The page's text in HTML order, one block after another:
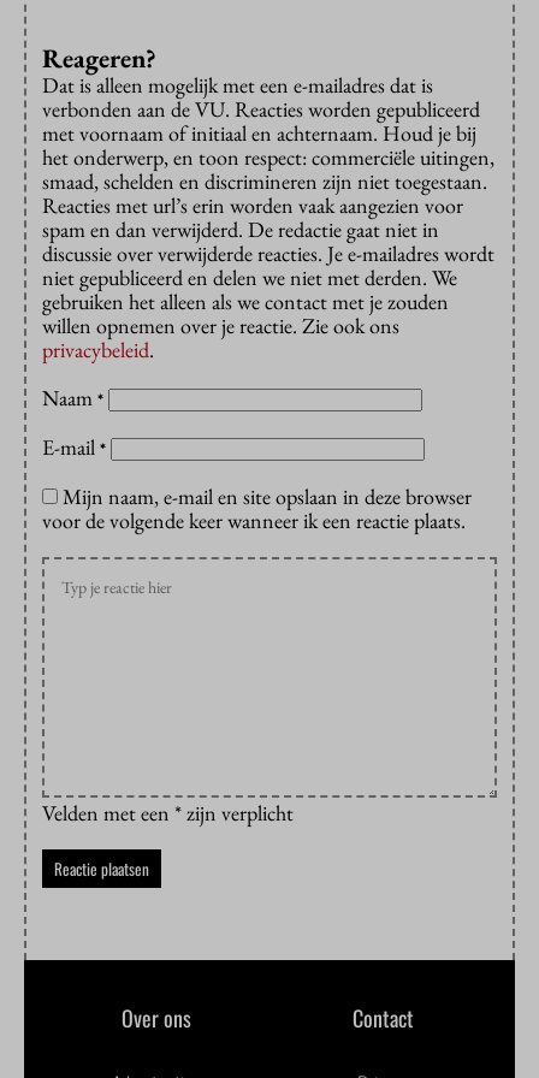
Reageren?
Dat is alleen mogelijk met een e-mailadres dat is
verbonden aan de VU. Reacties worden gepubliceerd
met voornaam of initiaal en achternaam. Houd je bij
het onderwerp, en toon respect: commerciële uitingen,
smaad, schelden en discrimineren zijn niet toegestaan.
Reacties met url’s erin worden vaak aangezien voor
spam en dan verwijderd. De redactie gaat niet in
discussie over verwijderde reacties. Je e-mailadres wordt
niet gepubliceerd en delen we niet met derden. We
gebruiken het alleen als we contact met je zouden
willen opnemen over je reactie. Zie ook ons
privacybeleid.
Naam *
E-mail *
Mijn naam, e-mail en site opslaan in deze browser
voor de volgende keer wanneer ik een reactie plaats.
Velden met een * zijn verplicht
Over ons Contact